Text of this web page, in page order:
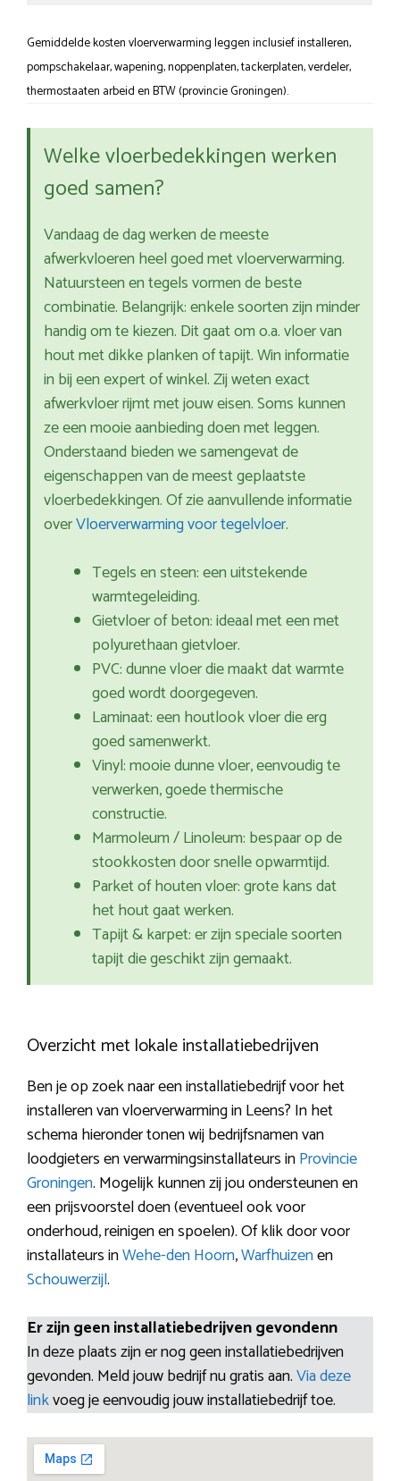
Gemiddelde kosten vloerverwarming leggen inclusief installeren,
pompschakelaar, wapening, noppenplaten, tackerplaten, verdeler,
thermostaaten arbeid en BTW (provincie Groningen).
Welke vloerbedekkingen werken
goed samen?
Vandaag de dag werken de meeste
afwerkvloeren heel goed met vloerverwarming.
Natuursteen en tegels vormen de beste
combinatie. Belangrijk: enkele soorten zijn minder
handig om te kiezen. Dit gaat om o.a. vloer van
hout met dikke planken of tapijt. Win informatie
in bij een expert of winkel. Zij weten exact
afwerkvloer rijmt met jouw eisen. Soms kunnen
ze een mooie aanbieding doen met leggen.
Onderstaand bieden we samengevat de
eigenschappen van de meest geplaatste
vloerbedekkingen. Of zie aanvullende informatie
overVloerverwarming voor tegelvloer.
Tegels en steen: een uitstekende
warmtegeleiding.
Gietvloer of beton: ideaal met een met
polyurethaan gietvloer.
PVC: dunne vloer die maakt dat warmte
goed wordt doorgegeven.
Laminaat: een houtlook vloer die erg
goed samenwerkt.
Vinyl: mooie dunne vloer, eenvoudig te
verwerken, goede thermische
constructie.
Marmoleum / Linoleum: bespaar op de
stookkosten door snelle opwarmtijd.
Parket of houten vloer: grote kans dat
het hout gaat werken.
Tapijt & karpet: er zijn speciale soorten
tapijt die geschikt zijn gemaakt.
Overzicht met lokale installatiebedrijven
Ben je op zoek naar een installatiebedrijf voor het
installeren van vloerverwarming in Leens? In het
schema hieronder tonen wij bedrijfsnamen van
loodgieters en verwarmingsinstallateurs inProvincie
Groningen. Mogelijk kunnen zij jou ondersteunen en
een prijsvoorstel doen (eventueel ook voor
onderhoud, reinigen en spoelen). Of klik door voor
installateurs inWehe-den Hoorn,Warfhuizenen
Schouwerzijl.
Er zijn geen installatiebedrijven gevondenn
In deze plaats zijn er nog geen installatiebedrijven
gevonden. Meld jouw bedrijf nu gratis aan.Via deze
linkvoeg je eenvoudig jouw installatiebedrijf toe.